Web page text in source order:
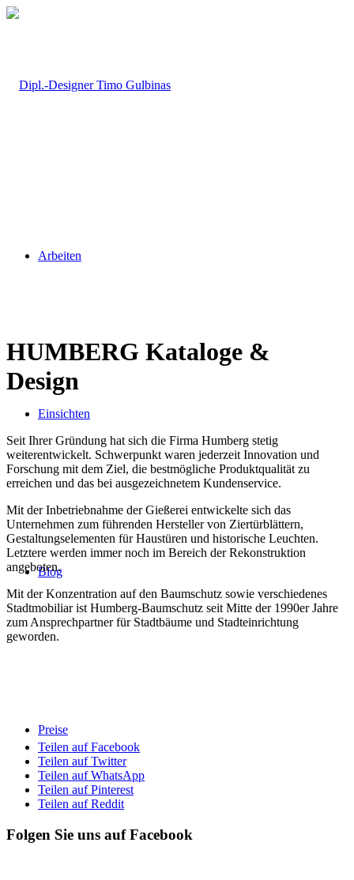
Arbeiten
Einsichten
Blog
Preise
HUMBERG Kataloge &
Design
Seit Ihrer Gründung hat sich die Firma Humberg stetig
weiterentwickelt. Schwerpunkt waren jederzeit Innovation und
Forschung mit dem Ziel, die bestmögliche Produktqualität zu
erreichen und das bei ausgezeichnetem Kundenservice.
Mit der Inbetriebnahme der Gießerei entwickelte sich das
Unternehmen zum führenden Hersteller von Ziertürblättern,
Gestaltungselementen für Haustüren und historische Leuchten.
Letztere werden immer noch im Bereich der Rekonstruktion
angeboten.
Mit der Konzentration auf den Baumschutz sowie verschiedenes
Stadtmobiliar ist Humberg-Baumschutz seit Mitte der 1990er Jahre
zum Ansprechpartner für Stadtbäume und Stadteinrichtung
geworden.
Teilen auf Facebook
Teilen auf Twitter
Teilen auf WhatsApp
Teilen auf Pinterest
Teilen auf Reddit
Folgen Sie uns auf Facebook